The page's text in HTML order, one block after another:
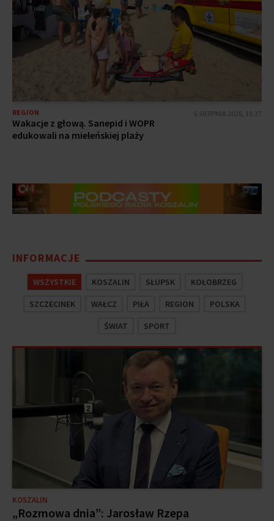
6 SIERPNIA 2026, 16:27
REGION
Wakacje z głową. Sanepid i WOPR
edukowali na mieleńskiej plaży
INFORMACJE
WSZYSTKIE KOSZALIN SŁUPSK
KOŁOBRZEG
SZCZECINEK
WAŁCZ PIŁA REGION
POLSKA
ŚWIAT
SPORT
KOSZALIN
„Rozmowa dnia”: Jarosław Rzepa